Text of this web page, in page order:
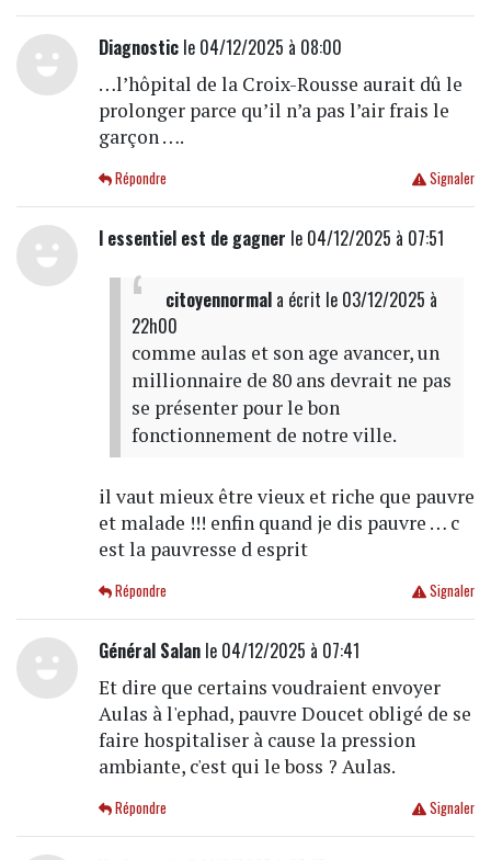
Diagnosticle 04/12/2025 à 08:00
…l’hôpital de la Croix-Rousse aurait dû le
prolonger parce qu’il n’a pas l’air frais le
garçon ….
Signaler
Répondre
l essentiel est de gagner le 04/12/2025 à 07:51
citoyennormala écrit le 03/12/2025 à
22h00
comme aulas et son age avancer, un
millionnaire de 80 ans devrait ne pas
se présenter pour le bon
fonctionnement de notre ville.
il vaut mieux être vieux et riche que pauvre
et malade !!! enfin quand je dis pauvre … c
est la pauvresse d esprit
Signaler
Répondre
Général Salanle 04/12/2025 à 07:41
Et dire que certains voudraient envoyer
Aulas à l'ephad, pauvre Doucet obligé de se
faire hospitaliser à cause la pression
ambiante, c'est qui le boss ? Aulas.
Signaler
Répondre